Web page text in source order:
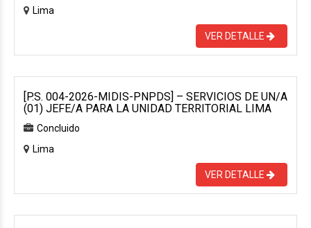
Lima
VER DETALLE
[P.S. 004-2026-MIDIS-PNPDS] – SERVICIOS DE UN/A
(01) JEFE/A PARA LA UNIDAD TERRITORIAL LIMA
Concluido
Lima
VER DETALLE